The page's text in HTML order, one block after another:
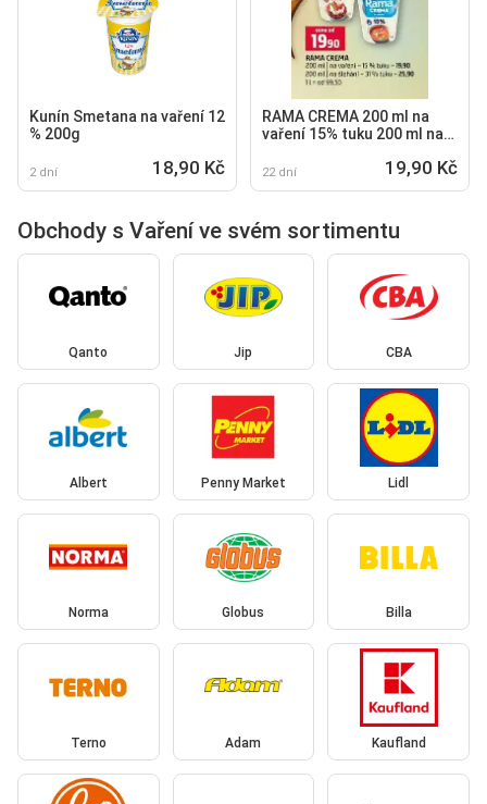
Kunín Smetana na vaření 12
% 200g
2 dní 18,90 Kč
RAMA CREMA 200 ml na
vaření 15% tuku 200 ml na
22 dní 19,90 Kč
Obchody s Vaření ve svém sortimentu
Qanto Jip CBA
Albert Penny Market Lidl
Norma Globus Billa
Terno Adam Kaufland